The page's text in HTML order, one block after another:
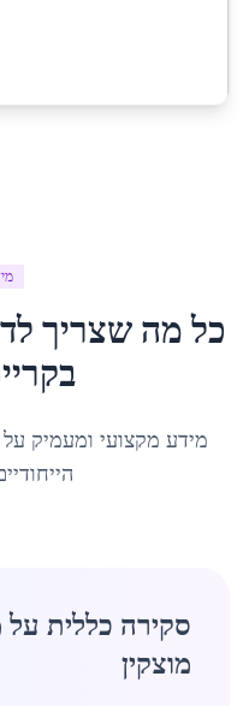
כל מה שצריך
ב
מידע מקצועי ומעמיק
סקירה כללית על
מוצקין